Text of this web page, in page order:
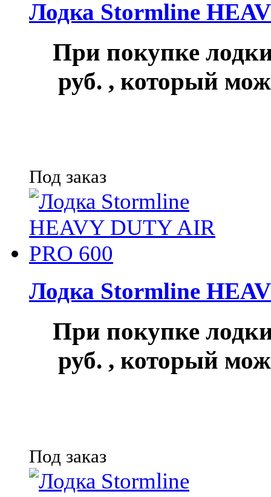
Лодка Stormline
При покупке
руб. , который
Под заказ
Лодка Stormline
При покупке
руб. , который
Под заказ